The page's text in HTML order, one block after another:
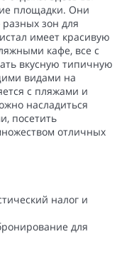
площадки. Они
зон для
имеет красивую
кафе, все с
вкусную типичную
видами на
с пляжами и
насладиться
посетить
отличных
налог и
для